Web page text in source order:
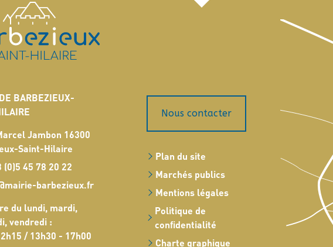
BARBEZIEUX-
Jambon 16300
Saint-Hilaire
(0)5 45 78 20 22
barbezieux.fr
du lundi, mardi,
vendredi :
/ 13h30 - 17h00
Nous contacter
Plan du site
Marchés publics
Mentions légales
Politique de
confidentialité
Charte graphique